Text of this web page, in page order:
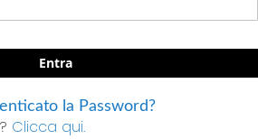
Entra
la Password?
Clicca qui.